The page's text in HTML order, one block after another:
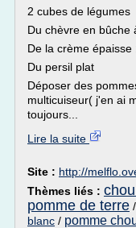
2 cubes de légumes
Du chèvre en bûche
De la crème épaisse
Du persil plat
Déposer des
multicuiseur( j'en ai
toujours...
Lire la suite
Site : http://
Thèmes liés :
pomme de terre /
blanc / pomme